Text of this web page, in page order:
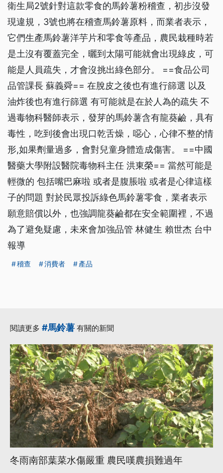
衛生局2號針對這款零食的馬鈴薯粉稽查，初步沒發
現違規，3號也將在稽查馬鈴薯原料，而業者表示，
它們生產馬鈴薯洋芋片和零食等產品，農民栽種時若
是土沒有覆蓋完全，曬到太陽可能就會出現綠皮，可
能是人員疏失，才會沒挑出綠色部分。 ==食品公司
品管課長 蘇義舜== 在脫皮之後也有進行篩選 以及
油炸後也有進行篩選 有可能就是在於人為的疏失 不
過毒物科醫師表示，發芽的馬鈴薯含有龍葵鹼，具有
毒性，吃到後會出現口乾舌燥，噁心，心律不整的情
形,如果劑量過多，會對兒童身體造成傷害。 ==中國
醫藥大學附設醫院毒物科主任 洪東榮== 當然可能是
輕微的 包括嘴巴麻啦 或者是腹脹啦 或者是心律這樣
子的問題 對於民眾投訴綠色馬鈴薯零食，業者表示
願意賠償以外，也強調龍葵鹼都在安全範圍裡，不過
為了避免疑慮，未來會加強品管 林健生 賴世杰 台中
報導
稽查 消費者 產品
閱讀更多 #馬鈴薯 有關的新聞
冬雨南部葉菜水傷嚴重 農民嘆農損難過年